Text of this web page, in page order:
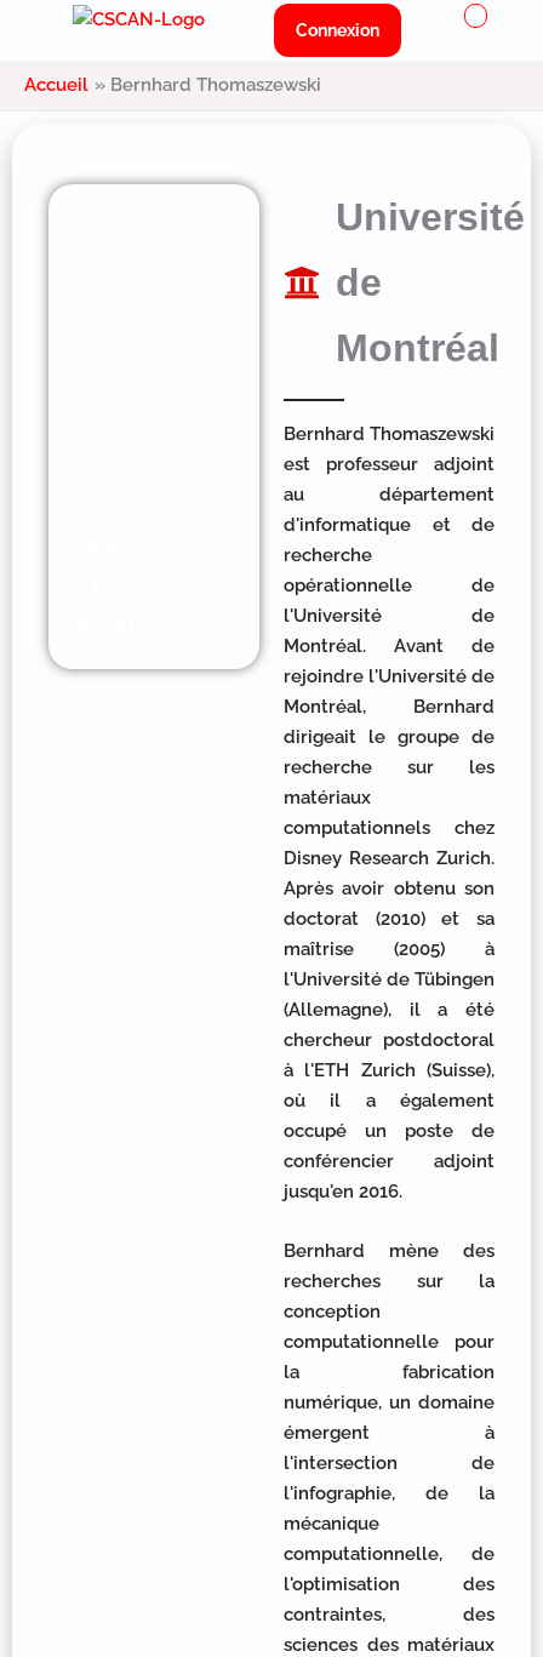
contenu
Connexion Menu
Accueil Bernhard Thomaszewski
Université
de
Montréal
Bernhard Thomaszewski
est professeur adjoint
au département
d'informatique et de
recherche
opérationnelle de
l'Université de
Montréal. Avant de
rejoindre l'Université de
Montréal, Bernhard
dirigeait le groupe de
recherche sur les
matériaux
computationnels chez
Disney Research Zurich.
Après avoir obtenu son
doctorat (2010) et sa
maîtrise (2005) à
l'Université de Tübingen
(Allemagne), il a été
chercheur postdoctoral
à l'ETH Zurich (Suisse),
où il a également
occupé un poste de
conférencier adjoint
jusqu'en 2016.
Bernhard mène des
recherches sur la
conception
computationnelle pour
la fabrication
numérique, un domaine
émergent à
l'intersection de
l'infographie, de la
mécanique
computationnelle, de
l'optimisation des
contraintes, des
sciences des matériaux